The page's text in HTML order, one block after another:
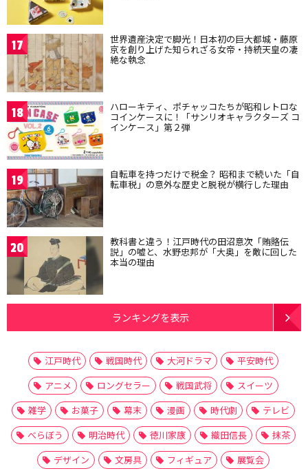
17 世界遺産決定で脚光！日本初の巨大都城・藤原
京を創り上げた知られざる女帝・持統天皇の凄
絶な執念
18 ハローキティ、ポチャッコたちが昭和レトロな
コインケースに！「サンリオキャラクターズ コ
インケース」第２弾
19 自転車を持つだけで税金？ 昭和まで続いた「自
転車税」の意外な歴史と脱税が横行した理由
20 教科書と違う！江戸時代の田沼意次「賄賂伝
説」の嘘と、水野忠邦が「大奥」を敵に回した
本当の理由
ランキングを表示
江戸時代 戦国時代 大河ドラマ
平安時代
アニメ
ロングセラー 戦国武将
スイーツ
雑学
お菓子 幕末 漫画 時代劇
テレビ
べらぼう
明治時代 徳川家康 織田信長
抹茶
デザイン
文房具 フィギュア
展覧会